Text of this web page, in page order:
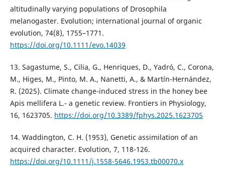
altitudinally varying populations of Drosophila
melanogaster. Evolution; international journal of organic
evolution, 74(8), 1755–1771.
https://doi.org/10.1111/evo.14039
13. Sagastume, S., Cilia, G., Henriques, D., Yadró, C., Corona,
M., Higes, M., Pinto, M. A., Nanetti, A., & Martín-Hernández,
R. (2025). Climate change-induced stress in the honey bee
Apis mellifera L.- a genetic review. Frontiers in Physiology,
16, 1623705. https://doi.org/10.3389/fphys.2025.1623705
14. Waddington, C. H. (1953), Genetic assimilation of an
acquired character. Evolution, 7, 118-126.
https://doi.org/10.1111/j.1558-5646.1953.tb00070.x